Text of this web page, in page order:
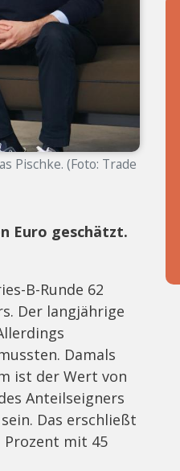
Pischke. (Foto: Trade
Euro geschätzt.
B-Runde 62
Der langjährige
Damals
ist der Wert von
Anteilseigners
Das erschließt
Prozent mit 45